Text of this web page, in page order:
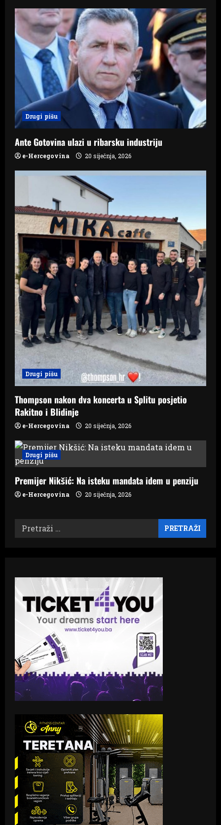
i
g
a
t
o
n
Drugi pišu
Ante Gotovina ulazi u ribarsku industriju
e-Hercegovina 20 siječnja, 2026
Drugi pišu
Thompson nakon dva koncerta u Splitu posjetio
Rakitno i Blidinje
e-Hercegovina 20 siječnja, 2026
Drugi pišu
Premijer Nikšić: Na isteku mandata idem u penziju
e-Hercegovina 20 siječnja, 2026
Pretraži: